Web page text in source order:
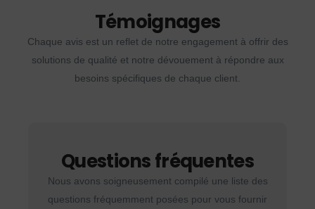
Témoignages
Chaque avis est un reflet de notre engagement à offrir des
solutions de qualité et notre dévouement à répondre aux
besoins spécifiques de chaque client.
Questions fréquentes
Nous avons soigneusement compilé une liste des
questions fréquemment posées pour vous fournir